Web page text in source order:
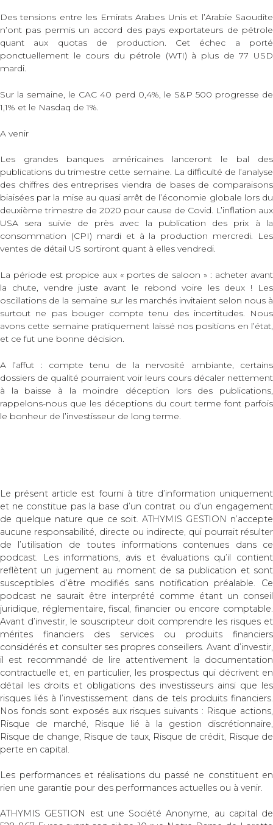
Des tensions entre les Emirats Arabes Unis et l’Arabie Saoudite
n’ont pas permis un accord des pays exportateurs de pétrole
quant aux quotas de production. Cet échec a porté
ponctuellement le cours du pétrole (WTI) à plus de 77 USD
mardi.
Sur la semaine, le CAC 40 perd 0,4%, le S&P 500 progresse de
1,1% et le Nasdaq de 1%.
A venir
Les grandes banques américaines lanceront le bal des
publications du trimestre cette semaine. La difficulté de l’analyse
des chiffres des entreprises viendra de bases de comparaisons
biaisées par la mise au quasi arrêt de l’économie globale lors du
deuxième trimestre de 2020 pour cause de Covid. L’inflation aux
USA sera suivie de près avec la publication des prix à la
consommation (CPI) mardi et à la production mercredi. Les
ventes de détail US sortiront quant à elles vendredi.
La période est propice aux « portes de saloon » : acheter avant
la chute, vendre juste avant le rebond voire les deux ! Les
oscillations de la semaine sur les marchés invitaient selon nous à
surtout ne pas bouger compte tenu des incertitudes. Nous
avons cette semaine pratiquement laissé nos positions en l’état,
et ce fut une bonne décision.
A l’affut : compte tenu de la nervosité ambiante, certains
dossiers de qualité pourraient voir leurs cours décaler nettement
à la baisse à la moindre déception lors des publications,
rappelons-nous que les déceptions du court terme font parfois
le bonheur de l’investisseur de long terme.
Le présent article est fourni à titre d’information uniquement
et ne constitue pas la base d’un contrat ou d’un engagement
de quelque nature que ce soit. ATHYMIS GESTION n’accepte
aucune responsabilité, directe ou indirecte, qui pourrait résulter
de l’utilisation de toutes informations contenues dans ce
podcast. Les informations, avis et évaluations qu’il contient
reflètent un jugement au moment de sa publication et sont
susceptibles d’être modifiés sans notification préalable. Ce
podcast ne saurait être interprété comme étant un conseil
juridique, réglementaire, fiscal, financier ou encore comptable.
Avant d’investir, le souscripteur doit comprendre les risques et
mérites financiers des services ou produits financiers
considérés et consulter ses propres conseillers. Avant d’investir,
il est recommandé de lire attentivement la documentation
contractuelle et, en particulier, les prospectus qui décrivent en
détail les droits et obligations des investisseurs ainsi que les
risques liés à l’investissement dans de tels produits financiers.
Nos fonds sont exposés aux risques suivants : Risque actions,
Risque de marché, Risque lié à la gestion discrétionnaire,
Risque de change, Risque de taux, Risque de crédit, Risque de
perte en capital.
Les performances et réalisations du passé ne constituent en
rien une garantie pour des performances actuelles ou à venir.
ATHYMIS GESTION est une Société Anonyme, au capital de